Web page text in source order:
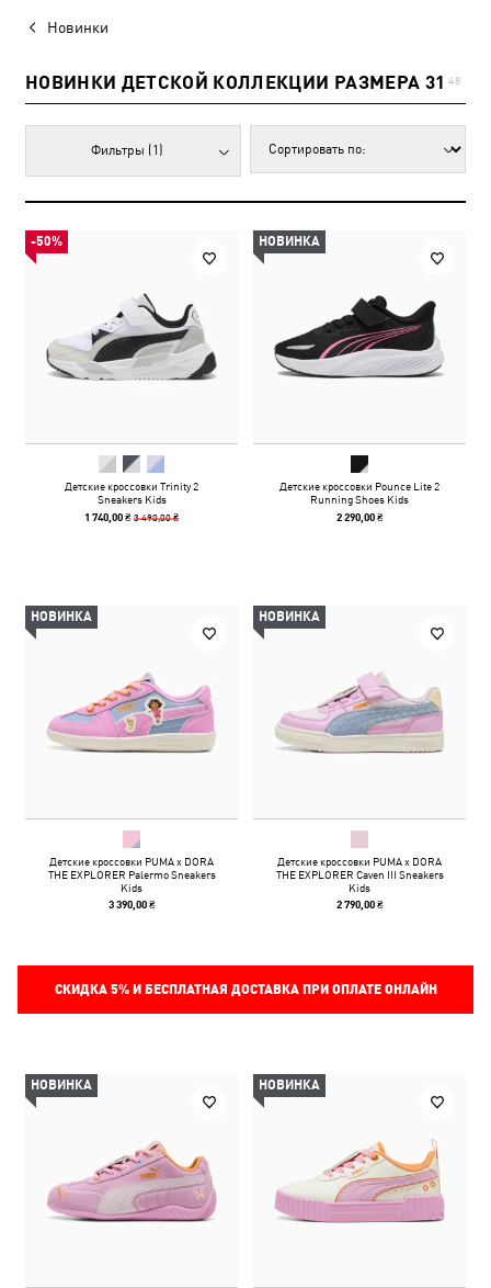
Новинки
НОВИНКИ ДЕТСКОЙ КОЛЛЕКЦИИ РАЗМЕРА 31 48
Фильтры (1)
-50%
Детские кроссовки Trinity 2
Sneakers Kids
1 740,00 ₴3 490,00 ₴
НОВИНКА
Детские кроссовки Pounce Lite 2
Running Shoes Kids
2 290,00 ₴
НОВИНКА
Детские кроссовки PUMA x DORA
THE EXPLORER Palermo Sneakers
Kids
3 390,00 ₴
НОВИНКА
Детские кроссовки PUMA x DORA
THE EXPLORER Caven III Sneakers
Kids
2 790,00 ₴
СКИДКА 5%И БЕСПЛАТНАЯ ДОСТАВКА ПРИ ОПЛАТЕ ОНЛАЙН
НОВИНКА НОВИНКА